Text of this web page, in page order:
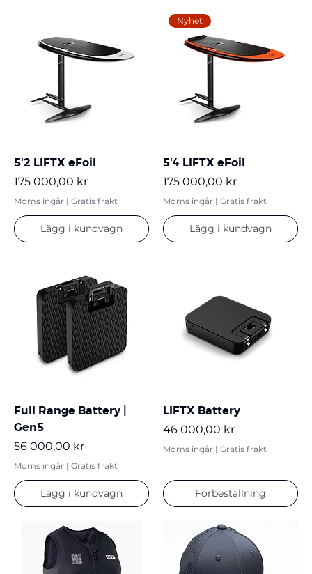
5'2 LIFTX eFoil
Pris
175 000,00 kr
Moms ingår | Gratis frakt
Lägg i kundvagn
Nyhet
5'4 LIFTX eFoil
Pris
175 000,00 kr
Moms ingår | Gratis frakt
Lägg i kundvagn
Full Range Battery |
Gen5
Pris
56 000,00 kr
Moms ingår | Gratis frakt
Lägg i kundvagn
LIFTX Battery
Pris
46 000,00 kr
Moms ingår | Gratis frakt
Förbeställning